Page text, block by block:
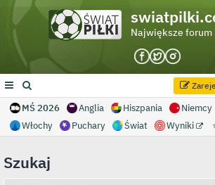
Największe forum
MŚ 2026 Anglia Hiszpania Niemcy
Włochy
Puchary Świat Wyniki
Szukaj